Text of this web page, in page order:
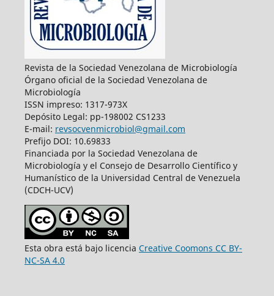
Revista de la Sociedad Venezolana de Microbiología
Órgano oficial de la Sociedad Venezolana de
Microbiología
ISSN impreso: 1317-973X
Depósito Legal: pp-198002 CS1233
E-mail: revsocvenmicrobiol@gmail.com
Prefijo DOI: 10.69833
Financiada por la Sociedad Venezolana de
Microbiología y el Consejo de Desarrollo Científico y
Humanístico de la Universidad Central de Venezuela
(CDCH-UCV)
Esta obra está bajo licencia Creative Coomons CC BY-
NC-SA 4.0